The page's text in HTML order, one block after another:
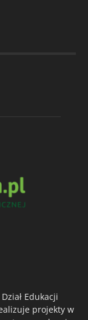
Edukacji
projekty w